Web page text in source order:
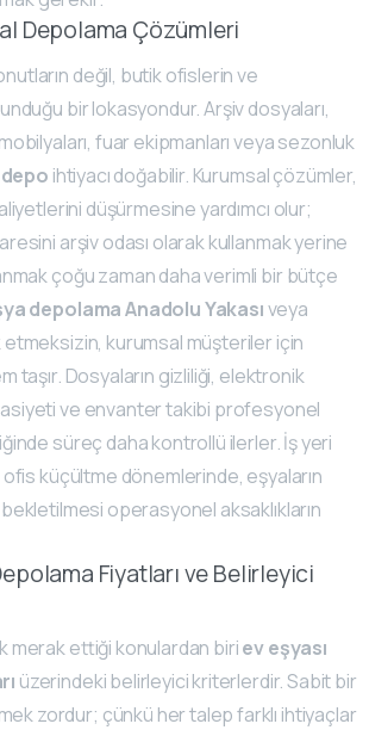
Depolama Çözümleri
değil, butik ofislerin ve
bir lokasyondur. Arşiv dosyaları,
fuar ekipmanları veya sezonluk
ihtiyacı doğabilir. Kurumsal çözümler,
düşürmesine yardımcı olur;
arşiv odası olarak kullanmak yerine
çoğu zaman daha verimli bir bütçe
depolama Anadolu Yakasıveya
etmeksizin, kurumsal müşteriler için
taşır. Dosyaların gizliliği, elektronik
ve envanter takibi profesyonel
süreç daha kontrollü ilerler. İş yeri
küçültme dönemlerinde, eşyaların
operasyonel aksaklıkların
Fiyatları ve Belirleyici
merak ettiği konulardan biriev eşyası
üzerindeki belirleyici kriterlerdir. Sabit bir
zordur; çünkü her talep farklı ihtiyaçlar